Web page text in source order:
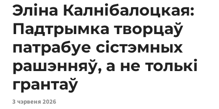
Эліна Калнібалоцкая:
Падтрымка творцаў
патрабуе сістэмных
рашэнняў, а не толькі
грантаў
3 чэрвеня 2026